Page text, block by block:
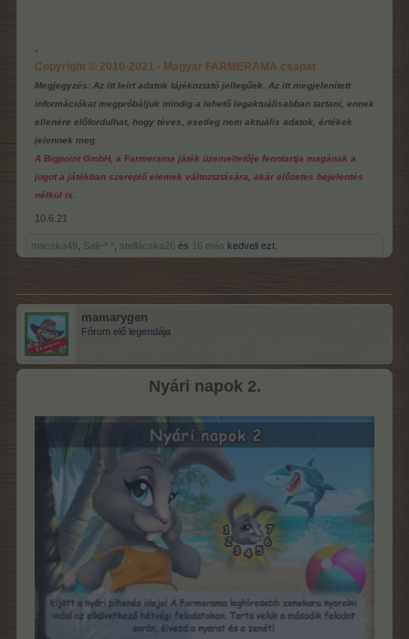
.
Copyright © 2010-2021 - Magyar FARMERAMA csapat
Megjegyzés: Az itt leírt adatok tájékoztató jellegűek. Az itt megjelenített
információkat megpróbáljuk mindig a lehető legaktuálisabban tartani, ennek
ellenére előfordulhat, hogy téves, esetleg nem aktuális adatok, értékek
jelennek meg.
A Bigpoint GmbH, a Farmerama játék üzemeltetője fenntartja magának a
jogot a játékban szereplő elemek változtatására, akár előzetes bejelentés
nélkül is.
10.6.21
macska49 Sali~*.* stellácska26 és 16 más kedveli ezt.
mamarygen
Fórum elő legendája
Nyári napok 2.